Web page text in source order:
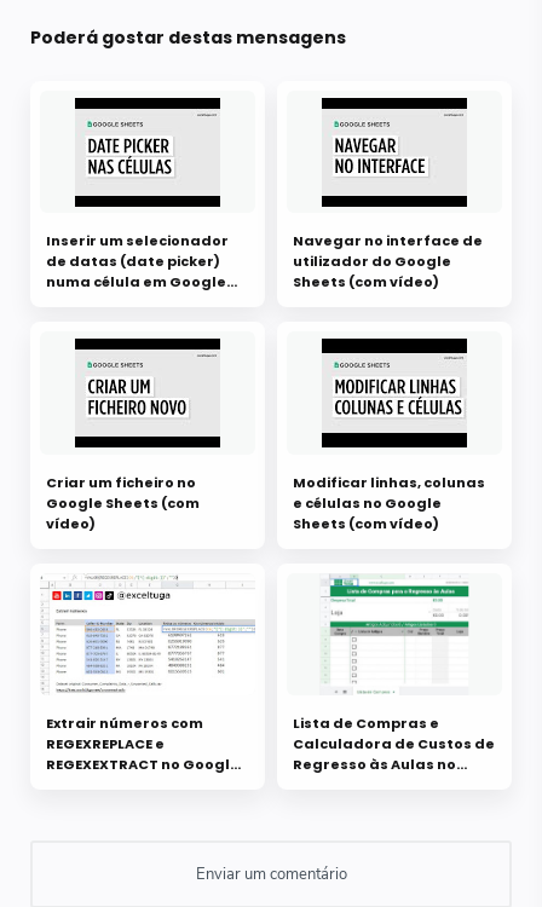
Poderá gostar destas mensagens
Inserir um selecionador
de datas (date picker)
numa célula em Google
Navegar no interface de
utilizador do Google
Sheets (com vídeo)
Criar um ficheiro no
Google Sheets (com
vídeo)
Modificar linhas, colunas
e células no Google
Sheets (com vídeo)
Extrair números com
REGEXREPLACE e
REGEXEXTRACT no Google
Lista de Compras e
Calculadora de Custos de
Regresso às Aulas no